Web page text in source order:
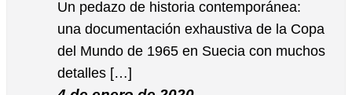
Un pedazo de historia contemporánea:
una documentación exhaustiva de la Copa
del Mundo de 1965 en Suecia con muchos
detalles […]